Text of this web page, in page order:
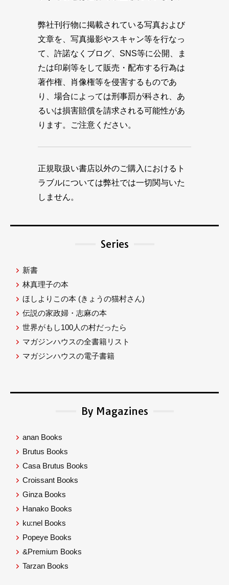
弊社刊行物に掲載されている写真および
文章を、写真撮影やスキャン等を行なっ
て、許諾なくブログ、SNS等に公開、ま
たは印刷等をして販売・配布する行為は
著作権、肖像権等を侵害するものであ
り、場合によっては刑事罰が科され、あ
るいは損害賠償を請求される可能性があ
ります。ご注意ください。
正規取扱い書店以外のご購入におけるト
ラブルについては弊社では一切関与いた
しません。
Series
新書
林真理子の本
ほしよりこの本 (きょうの猫村さん)
伝説の家政婦・志麻の本
世界がもし100人の村だったら
マガジンハウスの全書籍リスト
マガジンハウスの電子書籍
By Magazines
anan Books
Brutus Books
Casa Brutus Books
Croissant Books
Ginza Books
Hanako Books
ku:nel Books
Popeye Books
&Premium Books
Tarzan Books